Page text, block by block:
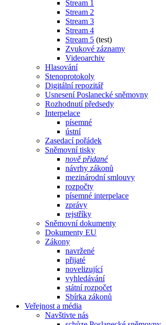
Stream 1
Stream 2
Stream 3
Stream 4
Stream 5 (test)
Zvukové záznamy
Videoarchiv
Hlasování
Stenoprotokoly
Digitální repozitář
Usnesení Poslanecké sněmovny
Rozhodnutí předsedy
Interpelace
písemné
ústní
Zasedací pořádek
Sněmovní tisky
nově přidané
návrhy zákonů
mezinárodní smlouvy
rozpočty
písemné interpelace
zprávy
rejstříky
Sněmovní dokumenty
Dokumenty EU
Zákony
navržené
přijaté
novelizující
vyhledávání
státní rozpočet
Sbírka zákonů
Veřejnost a média
Navštivte nás